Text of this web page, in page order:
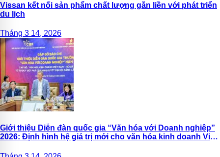
Vissan kết nối sản phẩm chất lượng gắn liền với phát triển
du lịch
Tháng 3 14, 2026
Giới thiệu Diễn đàn quốc gia “Văn hóa với Doanh nghiệp”
2026: Định hình hệ giá trị mới cho văn hóa kinh doanh Việt